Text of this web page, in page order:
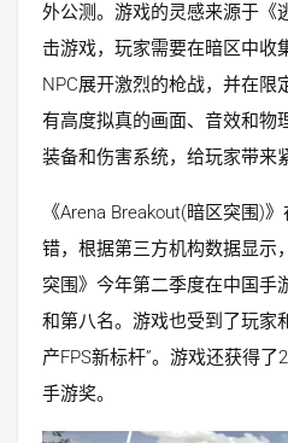
外公测。游戏的灵感来源于《
击游戏，玩家需要在暗区中收
NPC展开激烈的枪战，并在限
有高度拟真的画面、音效和物
装备和伤害系统，给玩家带来
《Arena Breakout(暗区突围)
错，根据第三方机构数据显示
突围》今年第二季度在中国手
和第八名。游戏也受到了玩家
产FPS新标杆”。游戏还获得
手游奖。